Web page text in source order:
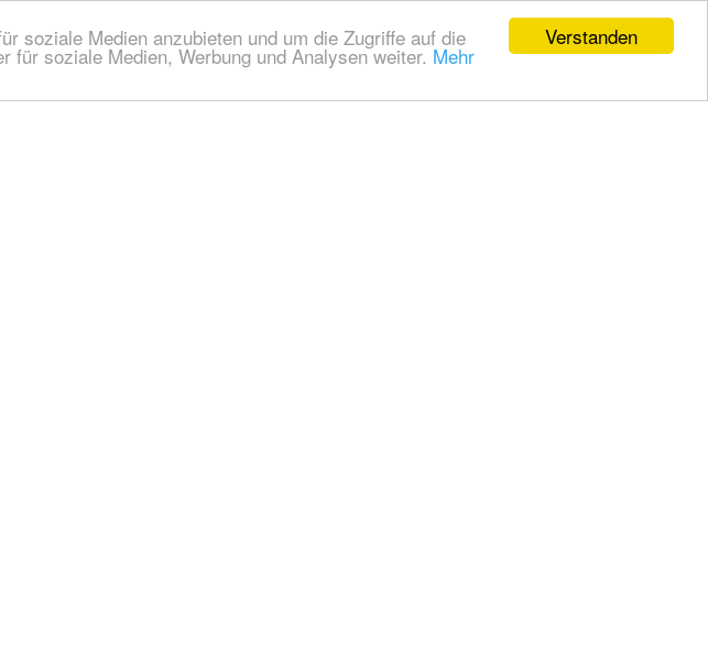
Verstanden
soziale Medien anzubieten und um die Zugriffe auf die
soziale Medien, Werbung und Analysen weiter. Mehr